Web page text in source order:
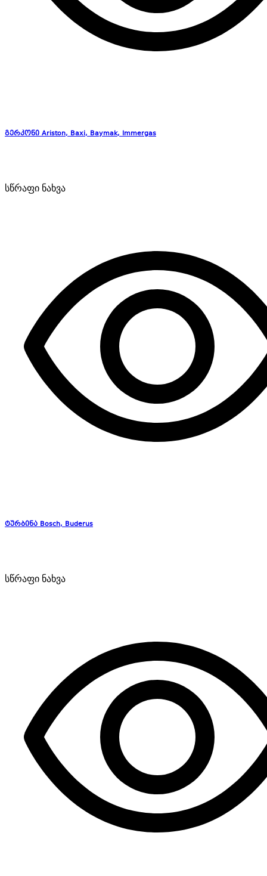
გერკონი Ariston, Baxi, Baymak, Immergas
სწრაფი ნახვა
ტურბინა Bosch, Buderus
სწრაფი ნახვა